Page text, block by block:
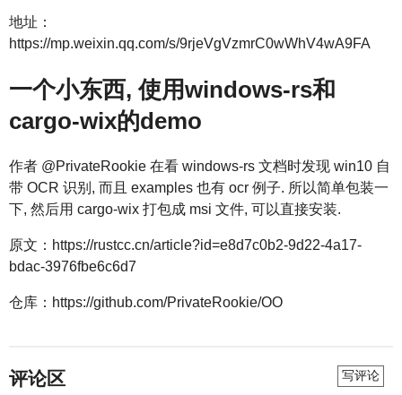
地址：
https://mp.weixin.qq.com/s/9rjeVgVzmrC0wWhV4wA9FA
一个小东西, 使用windows-rs和
cargo-wix的demo
作者 @PrivateRookie 在看 windows-rs 文档时发现 win10 自
带 OCR 识别, 而且 examples 也有 ocr 例子. 所以简单包装一
下, 然后用 cargo-wix 打包成 msi 文件, 可以直接安装.
原文：https://rustcc.cn/article?id=e8d7c0b2-9d22-4a17-
bdac-3976fbe6c6d7
仓库：https://github.com/PrivateRookie/OO
评论区 写评论